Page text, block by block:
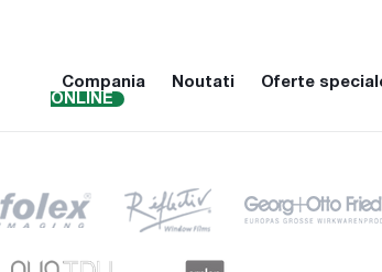
Compania Noutati Oferte
ONLINE